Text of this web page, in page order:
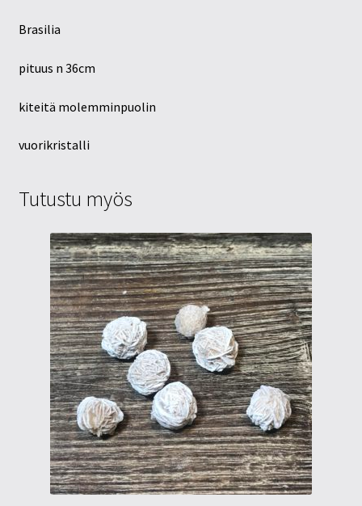
Brasilia
pituus n 36cm
kiteitä molemminpuolin
vuorikristalli
Tutustu myös